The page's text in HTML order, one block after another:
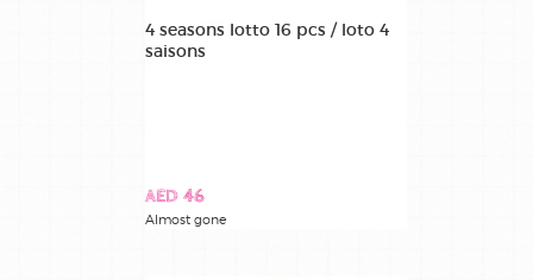
4 seasons lotto 16 pcs / loto 4
saisons
AED 46
Almost gone